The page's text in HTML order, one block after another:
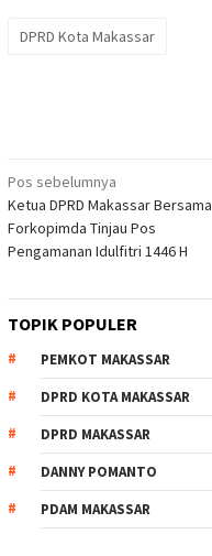
DPRD Kota Makassar
Navigasi
pos
Pos sebelumnya
Ketua DPRD Makassar Bersama
Forkopimda Tinjau Pos
Pengamanan Idulfitri 1446 H
TOPIK POPULER
PEMKOT MAKASSAR
DPRD KOTA MAKASSAR
DPRD MAKASSAR
DANNY POMANTO
PDAM MAKASSAR